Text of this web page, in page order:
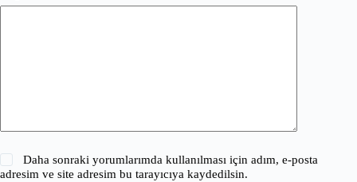
Daha sonraki yorumlarımda kullanılması için adım, e-posta
adresim ve site adresim bu tarayıcıya kaydedilsin.